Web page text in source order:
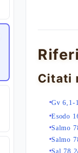
Citati
Gv 6,1-
Esodo
Salmo
Salmo
Sal